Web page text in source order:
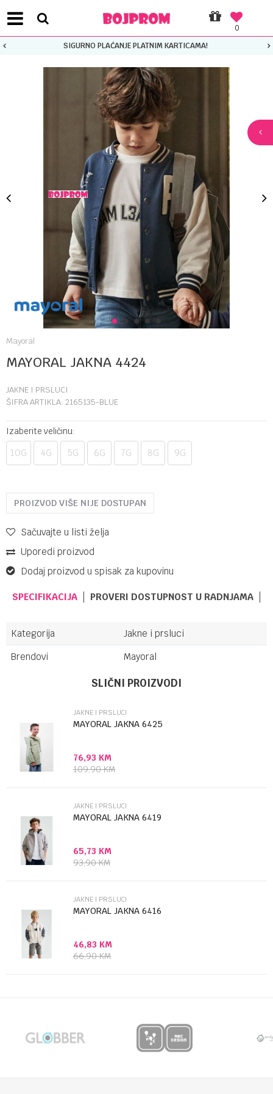
0
SIGURNO PLAĆANJE PLATNIM KARTICAMA!
1 2 3 4 5
Mayoral
MAYORAL JAKNA 4424
JAKNE I PRSLUCI
ŠIFRA ARTIKLA: 2165135-BLUE
Izaberite veličinu:
10G 4G 5G 6G 7G 8G 9G
PROIZVOD VIŠE NIJE DOSTUPAN
Sačuvajte u listi želja
Uporedi proizvod
Dodaj proizvod u spisak za kupovinu
SPECIFIKACIJA PROVERI DOSTUPNOST U RADNJAMA
Kategorija
Jakne i prsluci
Brendovi
Mayoral
Poruka
Anti-spam zaštita - izračunajte koliko je 2 + 3 :
SLIČNI PROIZVODI
JAKNE I PRSLUCI
MAYORAL JAKNA 6425
76,93 KM
109,90KM
JAKNE I PRSLUCI
MAYORAL JAKNA 6419
65,73 KM
93,90KM
JAKNE I PRSLUCI
MAYORAL JAKNA 6416
46,83 KM
66,90KM